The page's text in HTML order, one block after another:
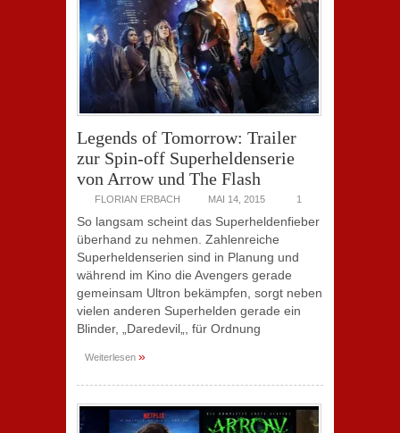
Legends of Tomorrow: Trailer
zur Spin-off Superheldenserie
von Arrow und The Flash
FLORIAN ERBACH MAI 14, 2015 1
So langsam scheint das Superheldenfieber
überhand zu nehmen. Zahlenreiche
Superheldenserien sind in Planung und
während im Kino die Avengers gerade
gemeinsam Ultron bekämpfen, sorgt neben
vielen anderen Superhelden gerade ein
Blinder, „Daredevil„, für Ordnung
Weiterlesen »